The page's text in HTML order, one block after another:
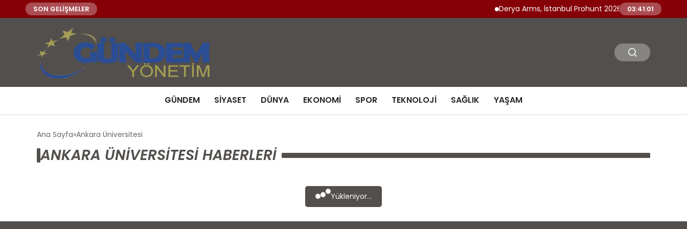
SON GELİŞMELER Derya Arms, İstanbul Prohunt 2026’da yeni nesil
03:41:01
GÜNDEM SIYASET DÜNYA EKONOMI SPOR TEKNOLOJI SAĞLIK YAŞAM
Ana Sayfa Ankara Üniversitesi
ANKARA ÜNIVERSITESI HABERLERI
Yükleniyor...